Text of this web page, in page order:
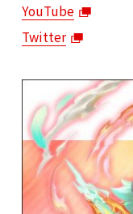
YouTube
Twitter